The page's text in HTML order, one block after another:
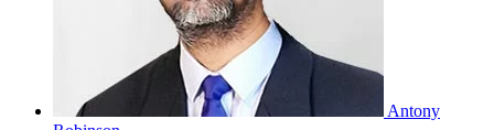
Antony